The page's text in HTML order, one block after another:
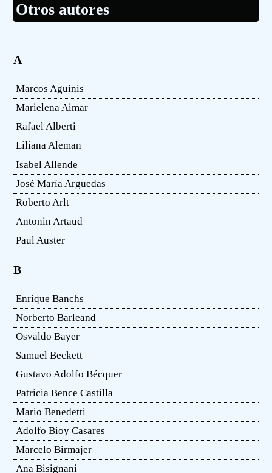
Otros autores
A
Marcos Aguinis
Marielena Aimar
Rafael Alberti
Liliana Aleman
Isabel Allende
José María Arguedas
Roberto Arlt
Antonin Artaud
Paul Auster
B
Enrique Banchs
Norberto Barleand
Osvaldo Bayer
Samuel Beckett
Gustavo Adolfo Bécquer
Patricia Bence Castilla
Mario Benedetti
Adolfo Bioy Casares
Marcelo Birmajer
Ana Bisignani